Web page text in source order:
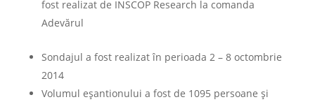
fost realizat de INSCOP Research la comanda
Adevărul
Sondajul a fost realizat în perioada 2 – 8 octombrie
2014
Volumul eșantionului a fost de 1095 persoane și